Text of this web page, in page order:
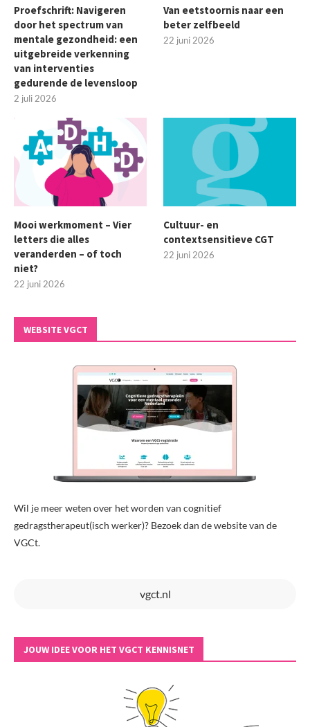
Proefschrift: Navigeren
door het spectrum van
mentale gezondheid: een
uitgebreide verkenning
van interventies
gedurende de levensloop
2 juli 2026
Van eetstoornis naar een
beter zelfbeeld
22 juni 2026
Mooi werkmoment – Vier
letters die alles
veranderden – of toch
niet?
22 juni 2026
Cultuur- en
contextsensitieve CGT
22 juni 2026
WEBSITE VGCT
Wil je meer weten over het worden van cognitief
gedragstherapeut(isch werker)? Bezoek dan de website van de
VGCt.
vgct.nl
JOUW IDEE VOOR HET VGCT KENNISNET